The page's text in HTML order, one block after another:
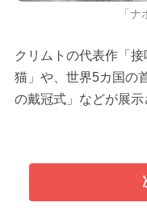
「
クリムトの代表作「
猫」や、世界5カ国の
の戴冠式」などが展示